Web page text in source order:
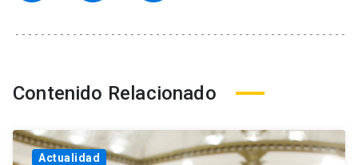
Contenido Relacionado
Actualidad